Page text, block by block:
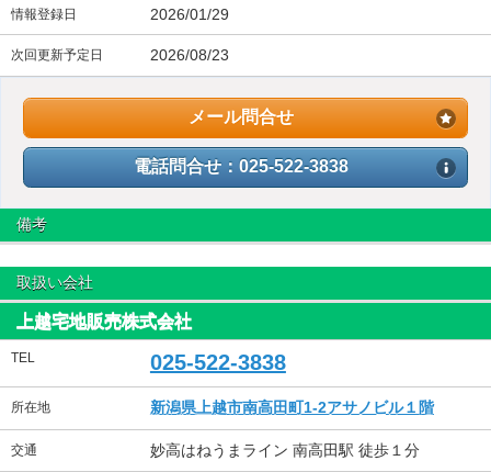
情報登録日 2026/01/29
次回更新予定日 2026/08/23
メール問合せ
電話問合せ：025-522-3838
備考
取扱い会社
上越宅地販売株式会社
TEL 025-522-3838
所在地 新潟県上越市南高田町1-2アサノビル１階
交通 妙高はねうまライン 南高田駅 徒歩１分